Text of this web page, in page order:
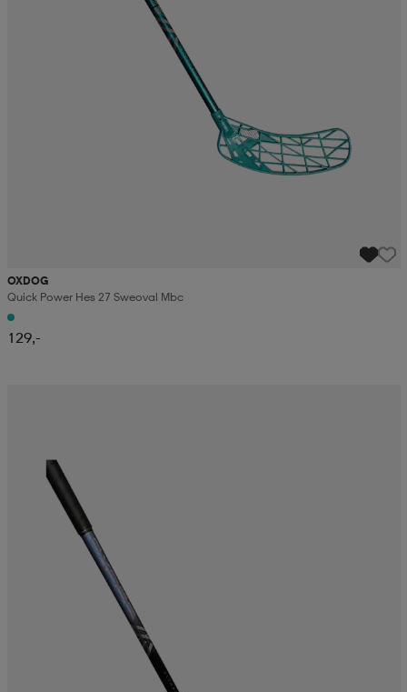
OXDOG
Quick Power Hes 27 Sweoval Mbc
129,-